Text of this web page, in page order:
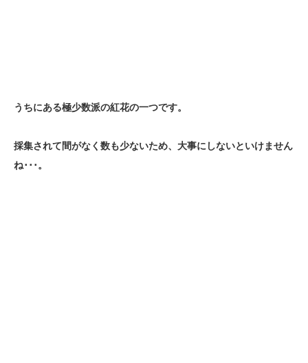
うちにある極少数派の紅花の一つです。
採集されて間がなく数も少ないため、大事にしないといけません
ね･･･。